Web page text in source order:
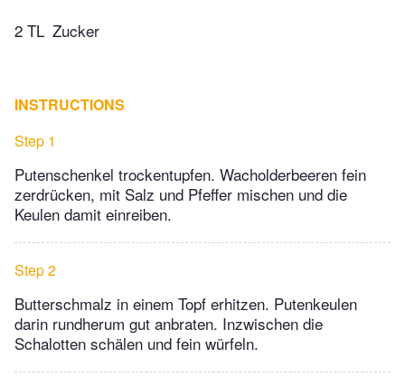
2 TL Zucker
INSTRUCTIONS
Step 1
Putenschenkel trockentupfen. Wacholderbeeren fein
zerdrücken, mit Salz und Pfeffer mischen und die
Keulen damit einreiben.
Step 2
Butterschmalz in einem Topf erhitzen. Putenkeulen
darin rundherum gut anbraten. Inzwischen die
Schalotten schälen und fein würfeln.